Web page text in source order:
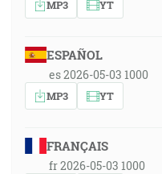
MP3 YT
ESPAÑOL
es 2026-05-03 1000
MP3 YT
FRANÇAIS
fr 2026-05-03 1000